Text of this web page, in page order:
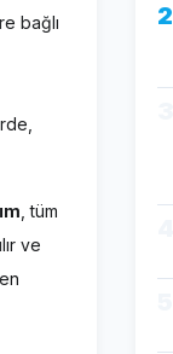
bağlı
, tüm
ve
2